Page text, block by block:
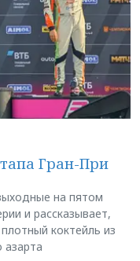
Гран-При
на пятом
и рассказывает,
коктейль из